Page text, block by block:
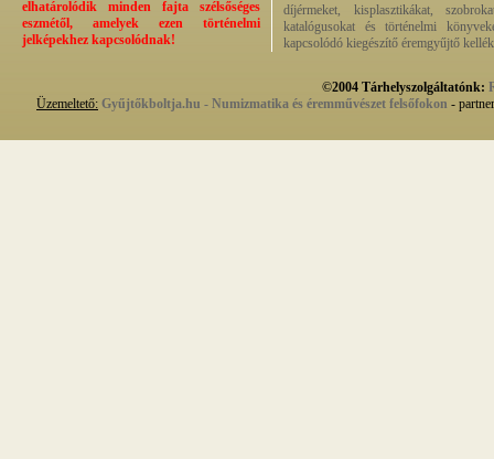
elhatárolódik minden fajta szélsőséges
eszmétől, amelyek ezen történelmi
jelképekhez kapcsolódnak!
díjérmeket, kisplasztikákat,
katalógusokat és történelmi
kapcsolódó kiegészítő éremgyűjtő
©2004 Tárhelyszolgáltatónk:
Üzemeltető: Gyűjtőkboltja.hu - Numizmatika és éremművészet felsőfokon -